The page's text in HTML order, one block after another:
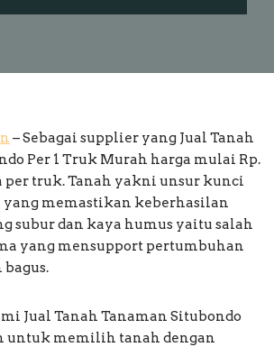
– Sebagai supplier yang Jual Tanah
Per 1 Truk Murah harga mulai Rp.
per truk. Tanah yakni unsur kunci
memastikan keberhasilan
subur dan kaya humus yaitu salah
yang mensupport pertumbuhan
Jual Tanah Tanaman Situbondo
untuk memilih tanah dengan